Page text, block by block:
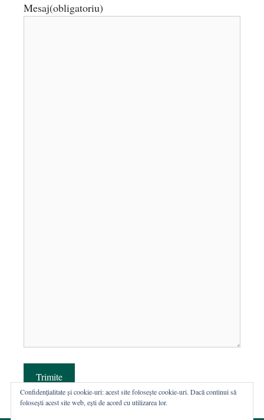
Mesaj(obligatoriu)
Trimite
Confidențialitate și cookie-uri: acest site folosește cookie-uri. Dacă continui să
folosești acest site web, ești de acord cu utilizarea lor.